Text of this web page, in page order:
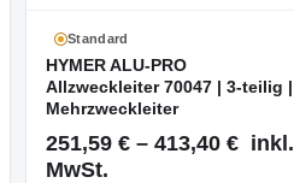
Standard
HYMER ALU-PRO
Allzweckleiter 70047 | 3-teilig |
Mehrzweckleiter
251,59 € – 413,40 € inkl.
MwSt.